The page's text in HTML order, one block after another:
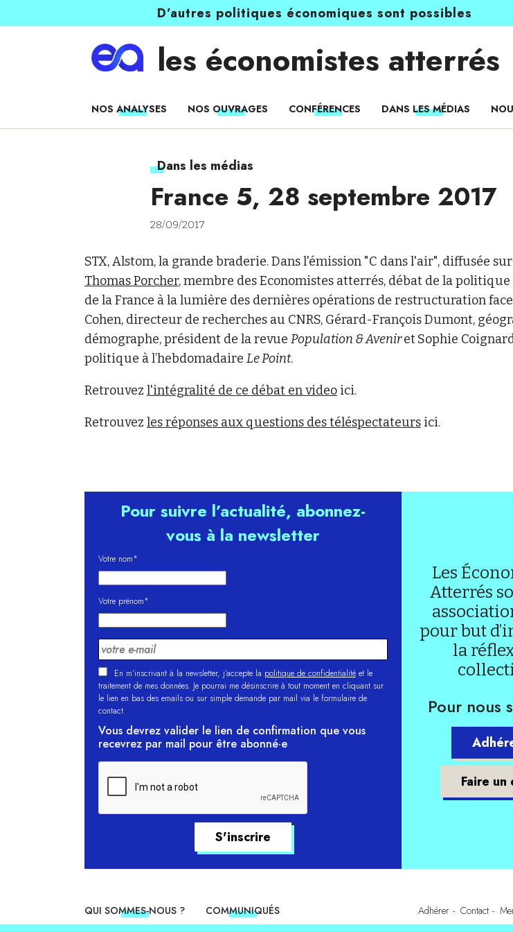
D’autres politiques économiques sont possibles
les économistes atterrés
NOS ANALYSES NOS OUVRAGES CONFÉRENCES DANS LES MÉDIAS
Dans les médias
France 5, 28 septembre 2017
28/09/2017
STX, Alstom, la grande braderie. Dans l'émission "C dans l'air", diffusée sur
Thomas Porcher, membre des Economistes atterrés, débat de la
de la France à la lumière des dernières opérations de restructuration
Cohen, directeur de recherches au CNRS, Gérard-François Dumont,
démographe, président de la revue Population & AveniretSophie
politique à l’hebdomadaire Le Point.
Retrouvez l'intégralité de ce débat en video ici.
Retrouvez les réponses aux questions des téléspectateurs ici.
Pour suivre l’actualité, abonnez-
vous à la newsletter
Votre nom*
Votre prénom*
En m'inscrivant à la newsletter, j’accepte la politique de confidentialité et le
traitement de mes données. Je pourrai me désinscrire à tout moment en cliquant sur
le lien en bas des emails ou sur simple demande par mail via le formulaire de
contact.
Vous devrez valider le lien de confirmation que vous
recevrez par mail pour être abonné·e
Les
Atterrés
pour but
la
Pour nous
Faire un
QUI SOMMES-NOUS ? COMMUNIQUÉS Adhérer Contact